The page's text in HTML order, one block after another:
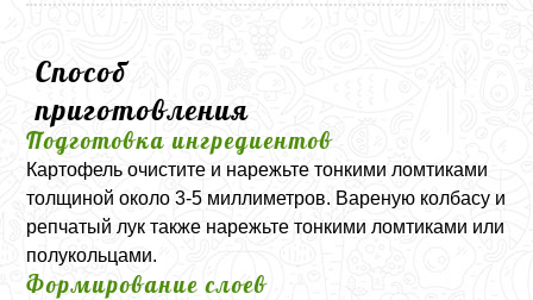
Способ
приготовления
Подготовка ингредиентов
Картофель очистите и нарежьте тонкими ломтиками
толщиной около 3-5 миллиметров. Вареную колбасу и
репчатый лук также нарежьте тонкими ломтиками или
полукольцами.
Формирование слоев